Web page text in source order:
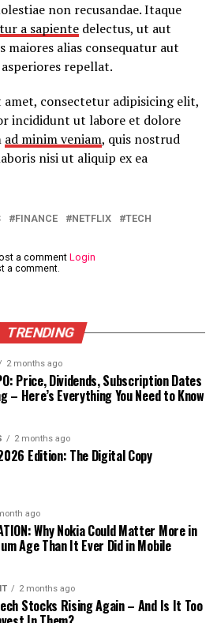
non recusandae. Itaque
a sapiente delectus, ut aut
maiores alias consequatur aut
repellat.
consectetur adipisicing elit,
incididunt ut labore et dolore
ad minim veniam, quis nostrud
nisi ut aliquip ex ea
FINANCE NETFLIX TECH
a comment Login
a comment.
TRENDING
2 months ago
Price, Dividends, Subscription Dates
– Here’s Everything You Need to Know
2 months ago
Edition: The Digital Copy
ago
Why Nokia Could Matter More in
Age Than It Ever Did in Mobile
2 months ago
Stocks Rising Again – And Is It Too